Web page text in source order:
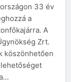
33 év
a
A
Zrt.
köszönhetően